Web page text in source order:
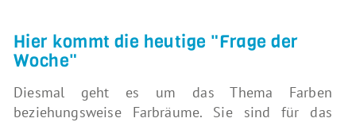
Hier kommt die heutige "Frage der
Woche"
Diesmal geht es um das Thema Farben
beziehungsweise Farbräume. Sie sind für das